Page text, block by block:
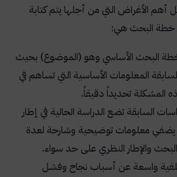
أهم الأغراض التي من أجلها يتم كتابة
خطة البحث هي:
البحث الأساسي وهو (الموضوع) بحيث
المعلومات الأساسية التي تساهم في
المشكلة تحديداً دقيقاً.
السابقة تضع الدراسة الحالية في إطار
يضفي معلومات توضيحية وشارحة لعدة
والإطار النظري على حد سواء.
واسعة عن أسباب نجاح وفشل